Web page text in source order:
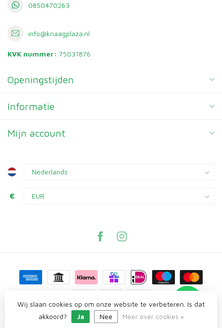
0850470263
info@knaagplaza.nl
KVK nummer: 75031876
Openingstijden
Informatie
Mijn account
€
© Copyright 2026 Knaagplaza
Wij slaan cookies op om onze website te verbeteren. Is dat
akkoord?
Ja Nee Meer over cookies »